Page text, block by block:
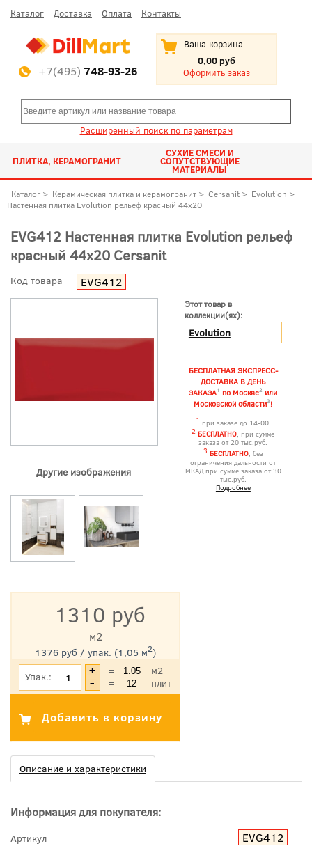
Каталог Доставка Оплата Контакты
+7(495) 748-93-26
Ваша корзина
0,00 руб
Оформить заказ
Расширенный поиск по параметрам
ПЛИТКА, КЕРАМОГРАНИТ
СУХИЕ СМЕСИ И
СОПУТСТВУЮЩИЕ
МАТЕРИАЛЫ
Каталог > Керамическая плитка и керамогранит > Cersanit > Evolution >
Настенная плитка Evolution рельеф красный 44x20
EVG412 Настенная плитка Evolution рельеф
красный 44x20 Cersanit
Код товара EVG412
Другие изображения
Этот товар в
коллекции(ях):
Evolution
БЕСПЛАТНАЯ ЭКСПРЕСС-
ДОСТАВКА В ДЕНЬ
ЗАКАЗА1 по Москве2 или
Московской области3!
1 при заказе до 14-00.
2 БЕСПЛАТНО, при сумме
заказа от 20 тыс.руб.
3 БЕСПЛАТНО, без
ограничения дальности от
МКАД при сумме заказа от 30
тыс.руб.
Подробнее
1310 руб
1376 руб / упак. (1,05 м2)
м2
*Цена указана с учетом НДС
Упак.: =
м2
=
плит
Описание и характеристики
Информация для покупателя:
Артикул EVG412